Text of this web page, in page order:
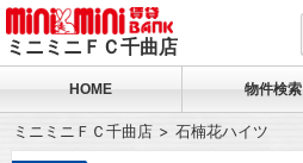
ミニミニＦＣ千曲店
HOME 物件検索
ミニミニＦＣ千曲店 石楠花ハイツ